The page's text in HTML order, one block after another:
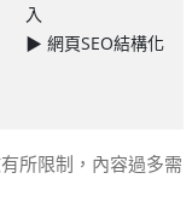
入
▶ 網頁SEO結構化
所限制，內容過多需